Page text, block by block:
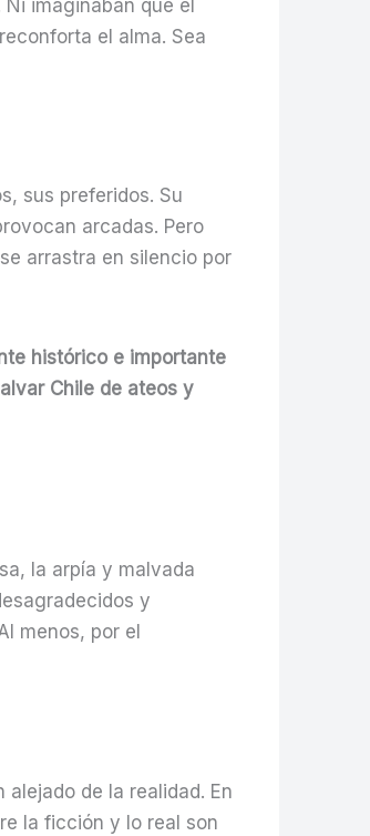
imaginaban que el
el alma. Sea
sus preferidos. Su
arcadas. Pero
arrastra en silencio por
histórico e importante
Chile de ateos y
la arpía y malvada
y
menos, por el
de la realidad. En
la ficción y lo real son